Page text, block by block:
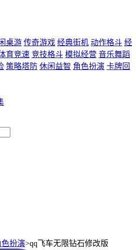
桌游 传奇游戏 经典街机 动作格斗 经
育竞速 竞技格斗 模拟经营 音乐舞蹈
策略塔防 休闲益智 角色扮演 卡牌回
色扮演>qq飞车无限钻石修改版